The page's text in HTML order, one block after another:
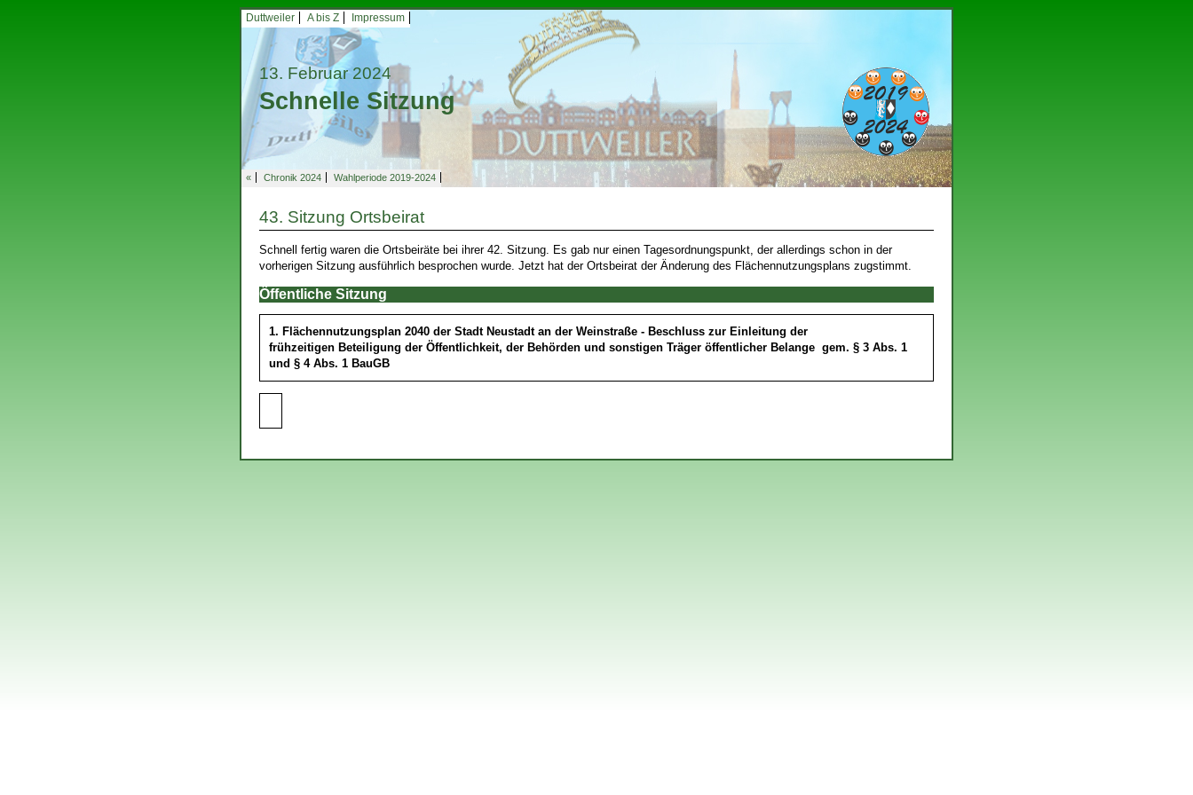
Duttweiler A bis Z Impressum
13. Februar 2024
Schnelle Sitzung
« Chronik 2024 Wahlperiode 2019-2024
43. Sitzung Ortsbeirat
Schnell fertig waren die Ortsbeiräte bei ihrer 42. Sitzung. Es gab nur einen Tagesordnungspunkt, der allerdings schon in der
vorherigen Sitzung ausführlich besprochen wurde. Jetzt hat der Ortsbeirat der Änderung des Flächennutzungsplans zugstimmt.
Öffentliche Sitzung
1. Flächennutzungsplan 2040 der Stadt Neustadt an der Weinstraße - Beschluss zur Einleitung der
frühzeitigen Beteiligung der Öffentlichkeit, der Behörden und sonstigen Träger öffentlicher Belange gem. § 3 Abs. 1
und § 4 Abs. 1 BauGB